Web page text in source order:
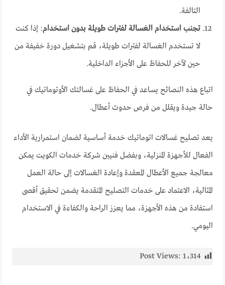
التالفة.
تجنب استخدام الغسالة لفترات طويلة بدون استخدام: إذا كنت
لا تستخدم الغسالة لفترات طويلة، قم بتشغيل دورة خفيفة من
حين لآخر للحفاظ على الأجزاء الداخلية.
اتباع هذه النصائح يساعد في الحفاظ على غسالتك الأوتوماتيك في
حالة جيدة ويقلل من فرص حدوث أعطال.
يعد تصليح غسالات اتوماتيك خدمة أساسية لضمان استمرارية الأداء
الفعال للأجهزة المنزلية، وبفضل فنيين شركة خدمات الكويت يمكن
معالجة جميع الأعطال المعقدة وإعادة الغسالات إلى حالة العمل
المثالية، الاعتماد على خدمات التصليح المتقدمة يضمن تحقيق أقصى
استفادة من هذه الأجهزة، مما يعزز الراحة والكفاءة في الاستخدام
اليومي.
Post Views: 1٬314